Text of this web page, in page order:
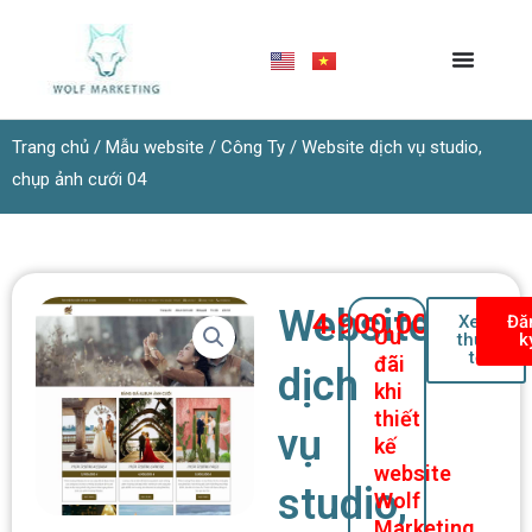
dung
Trang chủ / Mẫu website / Công Ty / Website dịch vụ studio,
chụp ảnh cưới 04
Website
dịch
vụ
studio,
4.900.000 ₫
Ưu
đãi
khi
thiết
kế
website
Wolf
Xem
thực
tế